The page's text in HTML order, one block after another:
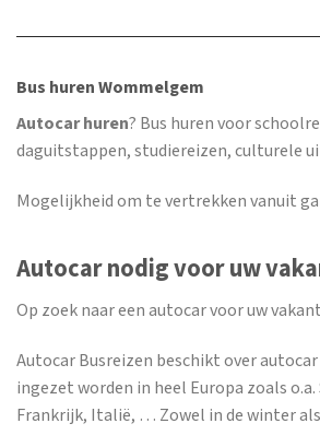
Bus huren Wommelgem
Autocar huren? Bus huren voor
daguitstappen, studiereizen, culturele
Mogelijkheid om te vertrekken vanuit
Autocar nodig voor uw
Op zoek naar een autocar voor uw
Autocar Busreizen beschikt over
ingezet worden in heel Europa zoals
Frankrijk, Italië, … Zowel in de winter